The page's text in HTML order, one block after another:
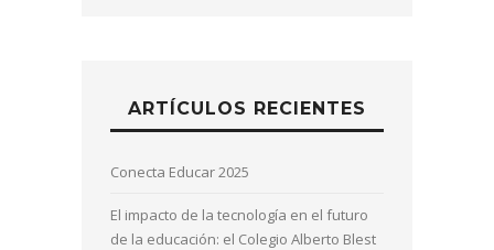
ARTÍCULOS RECIENTES
Conecta Educar 2025
El impacto de la tecnología en el futuro
de la educación: el Colegio Alberto Blest